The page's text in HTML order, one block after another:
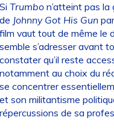
Trumbon’atteint pas la
Johnny Got His Gun
vaut tout de même le
s’adresser avant
qu’il reste
au choix du
concentrer
son militantisme
de sa